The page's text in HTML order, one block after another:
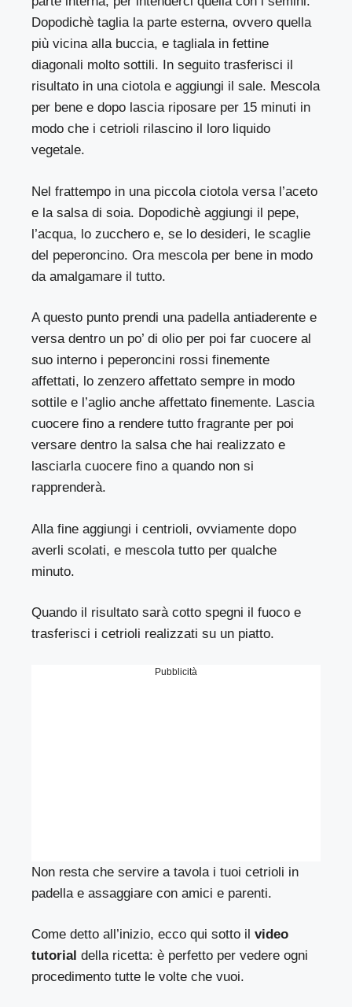
Dopodichè taglia la parte esterna, ovvero quella
più vicina alla buccia, e tagliala in fettine
diagonali molto sottili. In seguito trasferisci il
risultato in una ciotola e aggiungi il sale. Mescola
per bene e dopo lascia riposare per 15 minuti in
modo che i cetrioli rilascino il loro liquido
vegetale.
Nel frattempo in una piccola ciotola versa l’aceto
e la salsa di soia. Dopodichè aggiungi il pepe,
l’acqua, lo zucchero e, se lo desideri, le scaglie
del peperoncino. Ora mescola per bene in modo
da amalgamare il tutto.
A questo punto prendi una padella antiaderente e
versa dentro un po’ di olio per poi far cuocere al
suo interno i peperoncini rossi finemente
affettati, lo zenzero affettato sempre in modo
sottile e l’aglio anche affettato finemente. Lascia
cuocere fino a rendere tutto fragrante per poi
versare dentro la salsa che hai realizzato e
lasciarla cuocere fino a quando non si
rapprenderà.
Alla fine aggiungi i centrioli, ovviamente dopo
averli scolati, e mescola tutto per qualche
minuto.
Quando il risultato sarà cotto spegni il fuoco e
trasferisci i cetrioli realizzati su un piatto.
Pubblicità
Non resta che servire a tavola i tuoi cetrioli in
padella e assaggiare con amici e parenti.
Come detto all’inizio, ecco qui sotto il video
tutorial della ricetta: è perfetto per vedere ogni
procedimento tutte le volte che vuoi.